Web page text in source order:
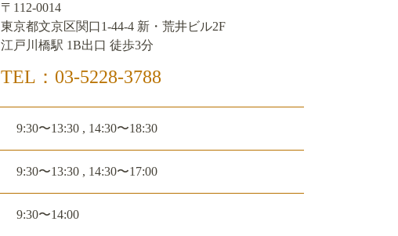
〒112-0014
東京都文京区関口1-44-4 新・荒井ビル2F
江戸川橋駅 1B出口 徒歩3分
TEL：03-5228-3788
9:30〜13:30 , 14:30〜18:30
9:30〜13:30 , 14:30〜17:00
9:30〜14:00